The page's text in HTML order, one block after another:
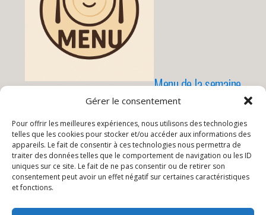
Gérer le consentement
Pour offrir les meilleures expériences, nous utilisons des technologies
telles que les cookies pour stocker et/ou accéder aux informations des
appareils. Le fait de consentir à ces technologies nous permettra de
traiter des données telles que le comportement de navigation ou les ID
uniques sur ce site. Le fait de ne pas consentir ou de retirer son
consentement peut avoir un effet négatif sur certaines caractéristiques
et fonctions.
Menu de la semaine
Publication Précédente
CM1, CM2, PPI 4/5
Publication Suivante
TPS/PS --> CM2, PPI4/5